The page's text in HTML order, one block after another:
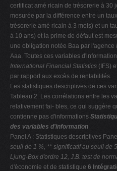
certificat amé ricain de trésorerie à 30
mesurée par la différence entre un
trésorerie amé ricain à 3 mois) et un
à 10 ans) et la prime de défaut est
une obligation notée Baa par l'agence
Aaa. Toutes ces variables
International Financial Statistics (IFS)
par rapport aux excès de rentabilités.
Les statistiques descriptives de ces
Tableau 2. Les corrélations entre les
relativement fai- bles, ce qui suggère
contienne pas d'informations
des variables d'information
Panel A : Statistiques descriptives
seuil de 1 %, ** significatif au seuil de
Ljung-Box d'ordre 12, J.B. test de
d'économie et de statistique 6